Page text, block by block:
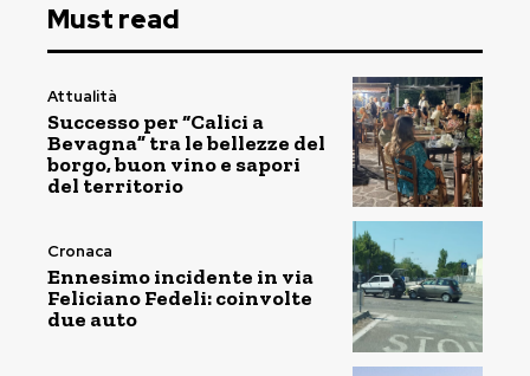
Must read
Attualità
Successo per “Calici a
Bevagna” tra le bellezze del
borgo, buon vino e sapori
del territorio
Cronaca
Ennesimo incidente in via
Feliciano Fedeli: coinvolte
due auto